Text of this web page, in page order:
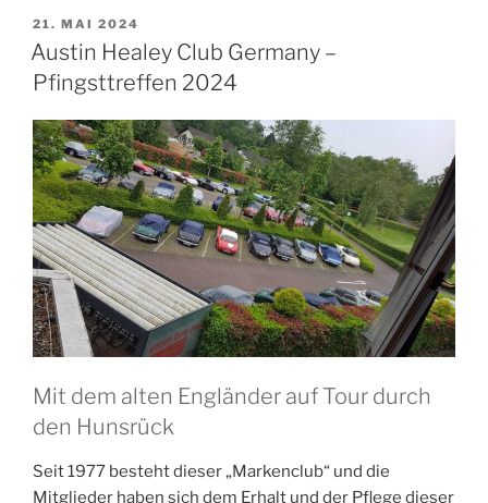
unseren
Touren“
VERÖFFENTLICHT
AM
21. MAI 2024
Austin Healey Club Germany –
Pfingsttreffen 2024
Mit dem alten Engländer auf Tour durch
den Hunsrück
Seit 1977 besteht dieser „Markenclub“ und die
Mitglieder haben sich dem Erhalt und der Pflege dieser